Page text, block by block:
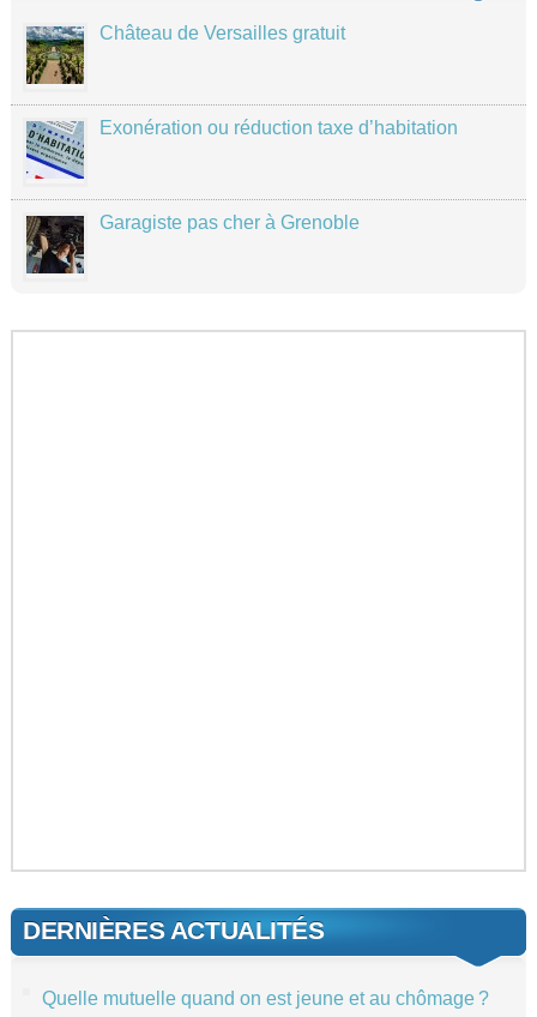
Château de Versailles gratuit
Exonération ou réduction taxe d’habitation
Garagiste pas cher à Grenoble
DERNIÈRES ACTUALITÉS
Quelle mutuelle quand on est jeune et au chômage ?